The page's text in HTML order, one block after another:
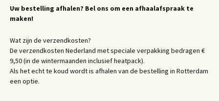
Uw bestelling afhalen? Bel ons om een afhaalafspraak te
maken!
Wat zijn de verzendkosten?
De verzendkosten Nederland met speciale verpakking bedragen €
9,50 (in de wintermaanden inclusief heatpack).
Als het echt te koud wordt is afhalen van de bestelling in Rotterdam
een optie.